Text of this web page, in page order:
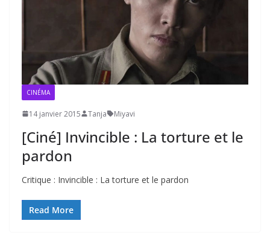
CINÉMA
14 janvier 2015 Tanja Miyavi
[Ciné] Invincible : La torture et le
pardon
Critique : Invincible : La torture et le pardon
Read More